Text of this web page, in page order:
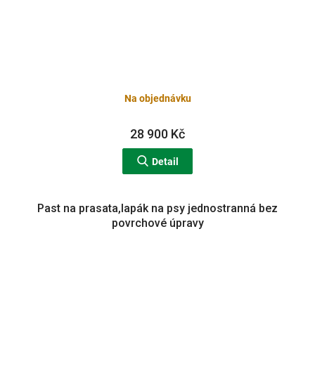
Na objednávku
28 900 Kč
Detail
Past na prasata,lapák na psy jednostranná bez
povrchové úpravy